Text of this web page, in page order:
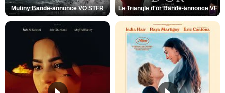
Mutiny Bande-annonce VO STFR Le Triangle d'or Bande-annonce VF